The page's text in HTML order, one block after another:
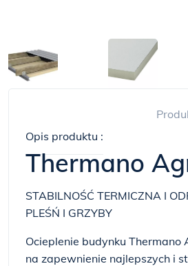
Opis produktu :
Thermano
STABILNOŚĆ TERMICZNA I
PLEŚŃ I GRZYBY
Ocieplenie budynku Thermano
na zapewnienie najlepszych i